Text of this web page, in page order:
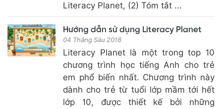
Literacy Planet, (2) Tóm tắt ...
Hướng dẫn sử dụng Literacy Planet
04 Tháng Sáu 2018
Literacy Planet là một trong top 10
chương trình học tiếng Anh cho trẻ
em phổ biến nhất. Chương trình này
dành cho trẻ từ tuổi lớp mầm tới hết
lớp 10, được thiết kế bởi những